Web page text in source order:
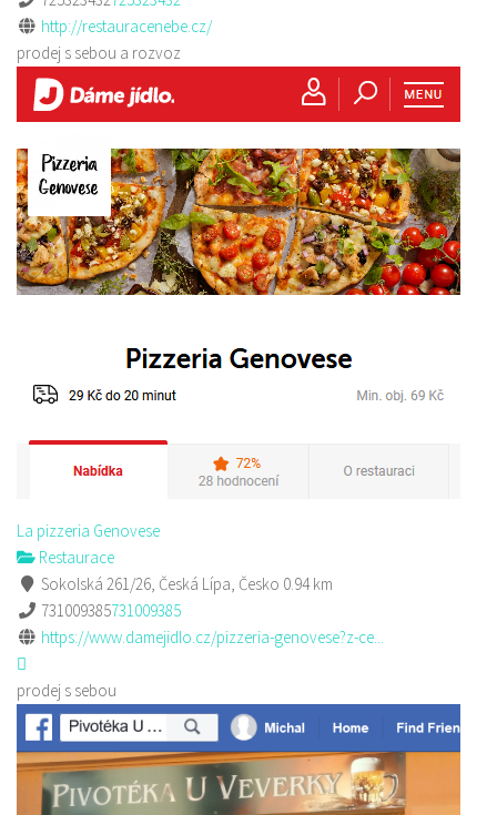
http://restauracenebe.cz/
prodej s sebou a rozvoz
La pizzeria Genovese
Restaurace
Sokolská 261/26, Česká Lípa, Česko 0.94 km
731009385731009385
https://www.damejidlo.cz/pizzeria-genovese?z-ce...
prodej s sebou